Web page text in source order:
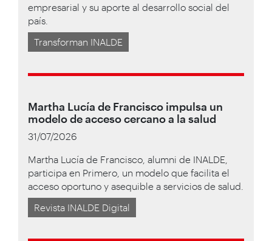
empresarial y su aporte al desarrollo social del
país.
Transforman INALDE
Martha Lucía de Francisco impulsa un
modelo de acceso cercano a la salud
31/07/2026
Martha Lucía de Francisco, alumni de INALDE,
participa en Primero, un modelo que facilita el
acceso oportuno y asequible a servicios de salud.
Revista INALDE Digital